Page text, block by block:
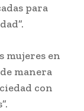
para
mujeres en
manera
con